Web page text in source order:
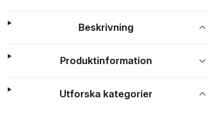
Beskrivning
Produktinformation
Utforska kategorier